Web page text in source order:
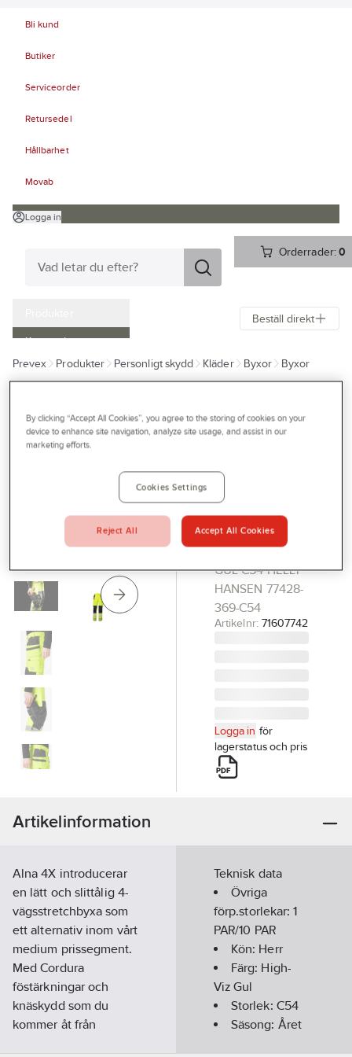
Bli kund
Butiker
Serviceorder
Retursedel
Hållbarhet
Movab
Logga in
Orderrader:0
Kampanjer
Outlet
Bli kund
Serviceverkstad
Företagsprofilering
Movab
Beställ direkt
Prevex Produkter Personligt skydd Kläder Byxor Byxor
Midjebyxa
Helly
Hansen
77428
MIDJEBYXA
ALNA 4X KL2
GUL C54 HELLY
HANSEN 77428-
369-C54
Artikelnr: 71607742
Logga in för
lagerstatus och pris
Artikelinformation
Alna 4X introducerar
en lätt och slittålig 4-
vägsstretchbyxa som
ett alternativ inom vårt
medium prissegment.
Med Cordura
föstärkningar och
knäskydd som du
kommer åt från
Teknisk data
Övriga
förp.storlekar:1
PAR/10 PAR
Kön: Herr
Färg: High-
Viz Gul
Storlek: C54
Säsong: Året
By clicking “Accept All Cookies”, you agree to the storing of cookies on your
device to enhance site navigation, analyze site usage, and assist in our
marketing efforts.
Cookies Settings
Reject All Accept All Cookies